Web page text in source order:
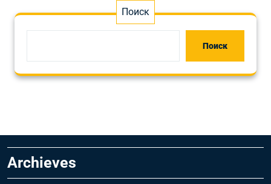
Поиск
Поиск
Archieves